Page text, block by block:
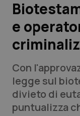
Scienza e
Studi e Analisi
Lettere al
Edizioni
e
Con
legge sul
divieto di
puntualizza